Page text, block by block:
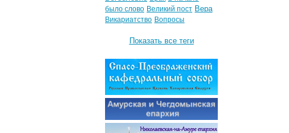
было слово Великий пост Вера
Викариатство Вопросы
Показать все теги